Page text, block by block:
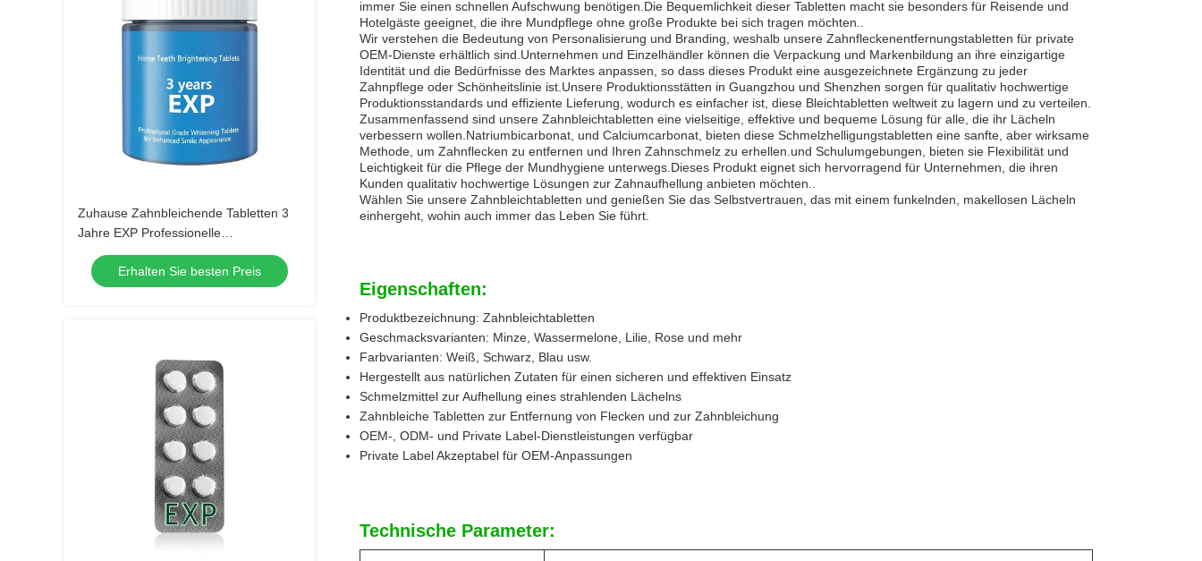
Zuhause Zahnbleichende Tabletten 3
Jahre EXP Professionelle
Bleichtabletten für ein besseres
LächelnErhalten Sie besten Preis
immer Sie einen schnellen Aufschwung benötigen.Die Bequemlichkeit dieser Tabletten macht sie besonders für Reisende und
Hotelgäste geeignet, die ihre Mundpflege ohne große Produkte bei sich tragen möchten..
Wir verstehen die Bedeutung von Personalisierung und Branding, weshalb unsere Zahnfleckenentfernungstabletten für private
OEM-Dienste erhältlich sind.Unternehmen und Einzelhändler können die Verpackung und Markenbildung an ihre einzigartige
Identität und die Bedürfnisse des Marktes anpassen, so dass dieses Produkt eine ausgezeichnete Ergänzung zu jeder
Zahnpflege oder Schönheitslinie ist.Unsere Produktionsstätten in Guangzhou und Shenzhen sorgen für qualitativ hochwertige
Produktionsstandards und effiziente Lieferung, wodurch es einfacher ist, diese Bleichtabletten weltweit zu lagern und zu verteilen.
Zusammenfassend sind unsere Zahnbleichtabletten eine vielseitige, effektive und bequeme Lösung für alle, die ihr Lächeln
verbessern wollen.Natriumbicarbonat, und Calciumcarbonat, bieten diese Schmelzhelligungstabletten eine sanfte, aber wirksame
Methode, um Zahnflecken zu entfernen und Ihren Zahnschmelz zu erhellen.und Schulumgebungen, bieten sie Flexibilität und
Leichtigkeit für die Pflege der Mundhygiene unterwegs.Dieses Produkt eignet sich hervorragend für Unternehmen, die ihren
Kunden qualitativ hochwertige Lösungen zur Zahnaufhellung anbieten möchten..
Wählen Sie unsere Zahnbleichtabletten und genießen Sie das Selbstvertrauen, das mit einem funkelnden, makellosen Lächeln
einhergeht, wohin auch immer das Leben Sie führt.
Eigenschaften:
Produktbezeichnung: Zahnbleichtabletten
Geschmacksvarianten: Minze, Wassermelone, Lilie, Rose und mehr
Farbvarianten: Weiß, Schwarz, Blau usw.
Hergestellt aus natürlichen Zutaten für einen sicheren und effektiven Einsatz
Schmelzmittel zur Aufhellung eines strahlenden Lächelns
Zahnbleiche Tabletten zur Entfernung von Flecken und zur Zahnbleichung
OEM-, ODM- und Private Label-Dienstleistungen verfügbar
Private Label Akzeptabel für OEM-Anpassungen
Technische Parameter: